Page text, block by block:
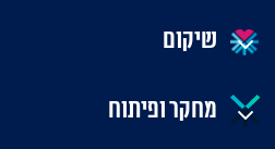
שיקום
מחקר ופיתוח